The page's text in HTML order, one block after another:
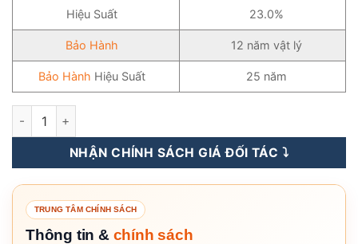
Hiệu Suất 23.0%
Bảo Hành 12 năm vật lý
Bảo Hành Hiệu Suất 25 năm
Tấm Pin NLMT Canadian 620WP n-type TOPCon 2 Mặt Kính
NHẬN CHÍNH SÁCH GIÁ ĐỐI TÁC ⤵️
TRUNG TÂM CHÍNH SÁCH
Thông tin & chính sách